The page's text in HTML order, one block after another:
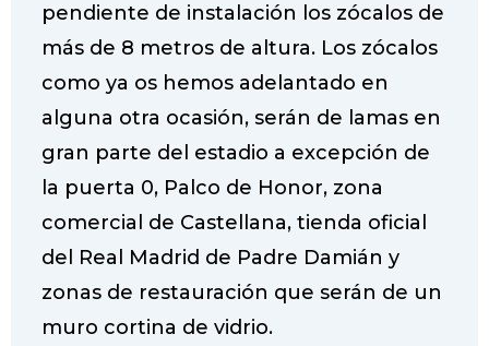
pendiente de instalación los zócalos de
más de 8 metros de altura. Los zócalos
como ya os hemos adelantado en
alguna otra ocasión, serán de lamas en
gran parte del estadio a excepción de
la puerta 0, Palco de Honor, zona
comercial de Castellana, tienda oficial
del Real Madrid de Padre Damián y
zonas de restauración que serán de un
muro cortina de vidrio.